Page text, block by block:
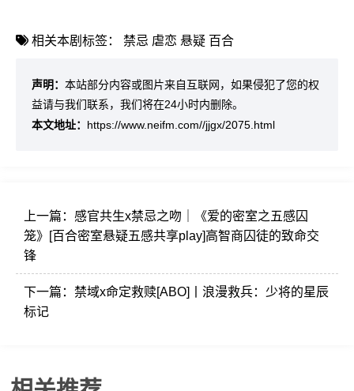
相关本剧标签： 禁忌 虐恋 悬疑 百合
声明： 本站部分内容或图片来自互联网，如果侵犯了您的权
益请与我们联系，我们将在24小时内删除。
本文地址： https://www.neifm.com//jjgx/2075.html
上一篇： 感官共生x禁忌之吻｜《爱的密室之五感囚
笼》[百合密室悬疑五感共享play]高智商囚徒的致命交
锋
下一篇： 禁域x命定救赎[ABO]丨浪漫救兵：少将的星辰
标记